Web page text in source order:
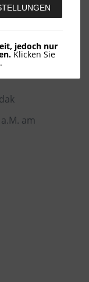
jedoch nur
Klicken Sie
.
am